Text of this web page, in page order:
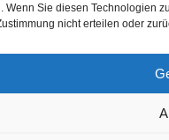
Sie diesen Technologien
nicht erteilen oder